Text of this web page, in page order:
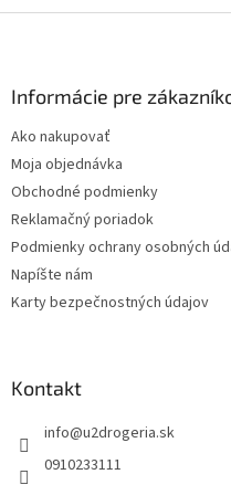
Informácie pre
Ako nakupovať
Moja objednávka
Obchodné podmienky
Reklamačný poriadok
Podmienky ochrany osobných
Napíšte nám
Karty bezpečnostných údajov
Kontakt
info@u2drogeria.sk
0910233111